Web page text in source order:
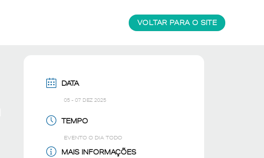
VOLTAR PARA O SITE
DATA
05 - 07 DEZ 2025
TEMPO
EVENTO O DIA TODO
MAIS INFORMAÇÕES